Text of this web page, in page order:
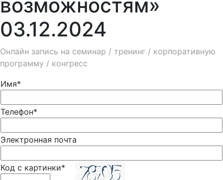
возможностям»
03.12.2024
Онлайн запись на семинар / тренинг / корпоративную
программу / конгресс
Имя*
Телефон*
Электронная почта
Код с картинки*